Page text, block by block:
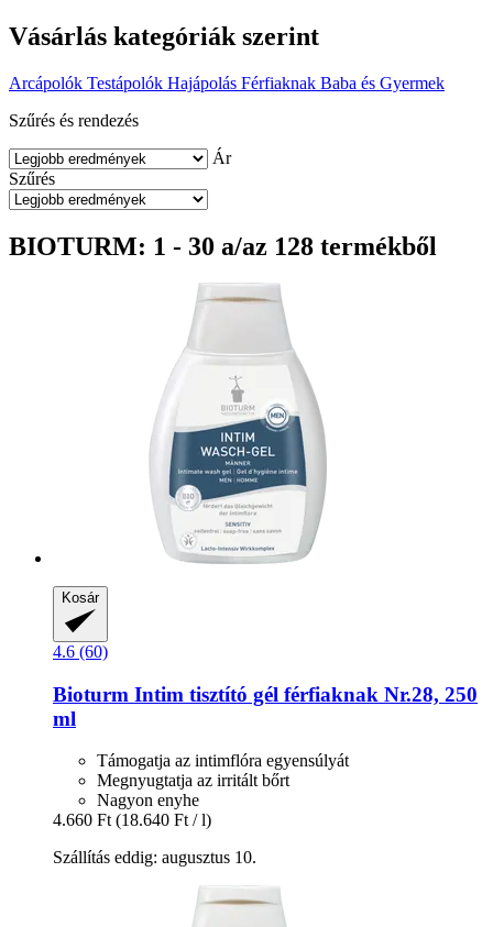
Vásárlás kategóriák szerint
Arcápolók Testápolók Hajápolás Férfiaknak Baba és Gyermek
Szűrés és rendezés
Ár
Szűrés
BIOTURM: 1 - 30 a/az 128 termékből
Kosár
4.6 (60)
Bioturm Intim tisztító gél férfiaknak Nr.28, 250
ml
Támogatja az intimflóra egyensúlyát
Megnyugtatja az irritált bőrt
Nagyon enyhe
4.660 Ft (18.640 Ft / l)
Szállítás eddig: augusztus 10.